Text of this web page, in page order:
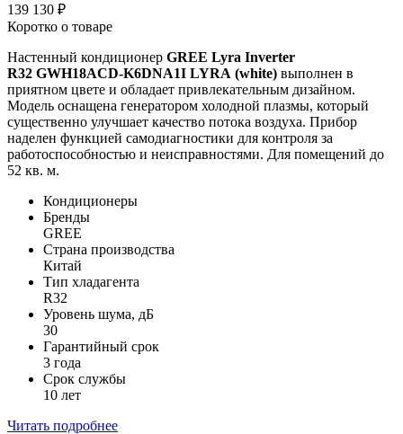
139 130 ₽
Коротко о товаре
Настенный кондиционер GREE Lyra Inverter
R32 GWH18ACD-K6DNA1I LYRA (white) выполнен в
приятном цвете и обладает привлекательным дизайном.
Модель оснащена генератором холодной плазмы, который
существенно улучшает качество потока воздуха. Прибор
наделен функцией самодиагностики для контроля за
работоспособностью и неисправностями. Для помещений до
52 кв. м.
Кондиционеры
Бренды
GREE
Страна производства
Китай
Тип хладагента
R32
Уровень шума, дБ
30
Гарантийный срок
3 года
Срок службы
10 лет
Читать подробнее